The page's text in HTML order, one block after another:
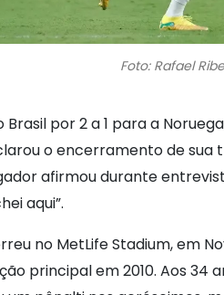
Foto: Rafael
por 2 a 1 para a
o encerramento de
afirmou durante
aqui”.
no MetLife Stadium, em
principal em 2010. Aos 34